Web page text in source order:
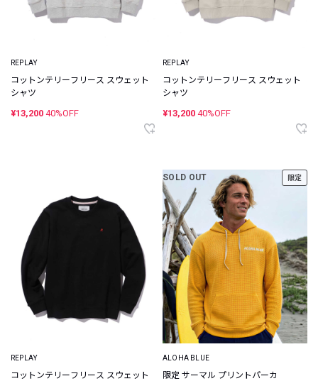
REPLAY
コットンテリーフリース スウェット
シャツ
¥13,200 40%OFF
REPLAY
コットンテリーフリース スウェット
シャツ
¥13,200 40%OFF
REPLAY
コットンテリーフリース スウェット
SOLD OUT 限定
ALOHA BLUE
限定 サーマル プリントパーカ